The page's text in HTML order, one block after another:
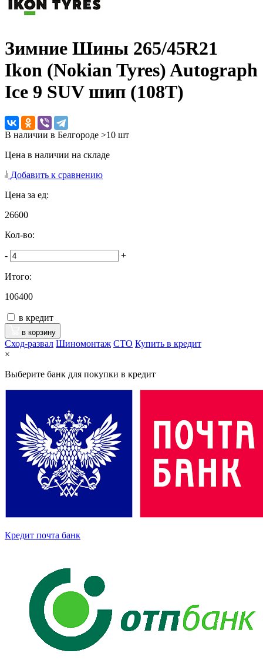
Зимние Шины 265/45R21
Ikon (Nokian Tyres) Autograph
Ice 9 SUV шип (108T)
В наличии в Белгороде >10 шт
Цена в наличии на складе
Добавить к сравнению
Цена за ед:
26600
Кол-во:
- +
Итого:
106400
в кредит
в корзину
Сход-развал Шиномонтаж CTO Купить в кредит
×
Выберите банк для покупки в кредит
Кредит почта банк